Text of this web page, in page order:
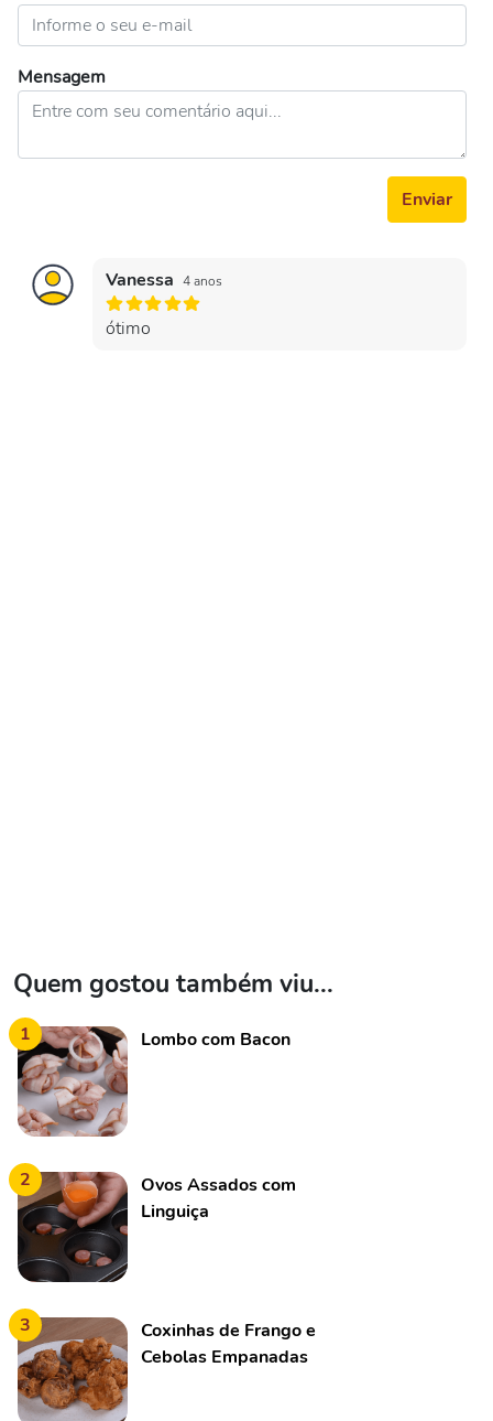
Mensagem
Enviar
Vanessa 4 anos
ótimo
Quem gostou também viu...
1 Lombo com Bacon
2
Ovos Assados com
Linguiça
3
Coxinhas de Frango e
Cebolas Empanadas